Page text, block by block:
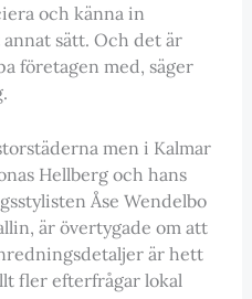
och känna in
sätt. Och det är
företagen med, säger
men i Kalmar
Hellberg och hans
Åse Wendelbo
är övertygade om att
är hett
fler efterfrågar lokal